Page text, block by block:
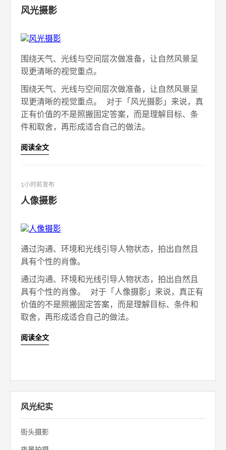
风光摄影
围绕天气、光线与空间层次做准备，让自然风景呈
现更清晰的视觉重点。
围绕天气、光线与空间层次做准备，让自然风景呈
现更清晰的视觉重点。 对于「风光摄影」来说，真
正有价值的不是照搬固定答案，而是理解目标、条
件和取舍，再形成适合自己的做法。
阅读全文
1小时前发布
人像摄影
通过沟通、环境和光线引导人物状态，拍出自然且
具有个性的肖像。
通过沟通、环境和光线引导人物状态，拍出自然且
具有个性的肖像。 对于「人像摄影」来说，真正有
价值的不是照搬固定答案，而是理解目标、条件和
取舍，再形成适合自己的做法。
阅读全文
风光纪实
街头摄影